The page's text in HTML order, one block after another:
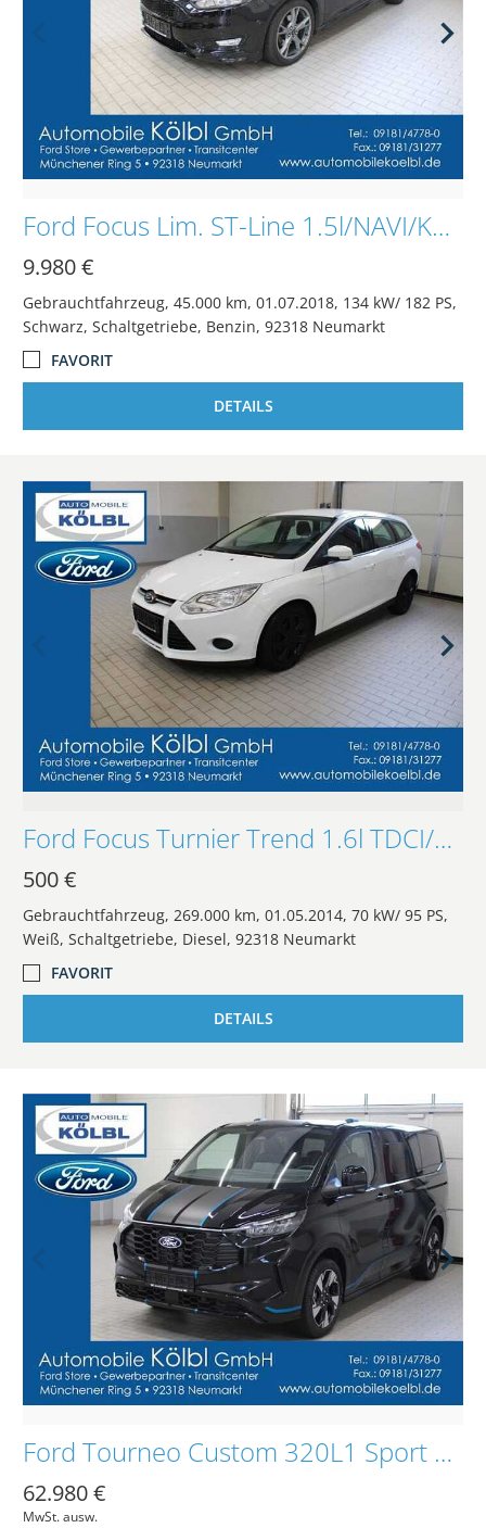
Ford Focus Lim. ST-Line 1.5l/NAVI/KAMERA/SHZ/PDC/TEMP
9.980 €
Gebrauchtfahrzeug 45.000 km 01.07.2018 134 kW/ 182 PS
Schwarz Schaltgetriebe Benzin 92318 Neumarkt
FAVORIT
DETAILS
Ford Focus Turnier Trend 1.6l TDCI/AHK/KLIMA/RADIO
500 €
Gebrauchtfahrzeug 269.000 km 01.05.2014 70 kW/ 95 PS
Weiß Schaltgetriebe Diesel 92318 Neumarkt
FAVORIT
DETAILS
Ford Tourneo Custom 320L1 Sport Auto./AHK/B&O/LMR19&apos,&apos,
62.980 €
MwSt. ausw.